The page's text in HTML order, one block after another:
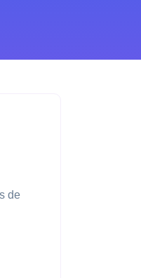
de